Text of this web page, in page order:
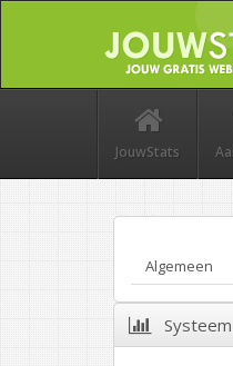
JouwStats
Algemeen